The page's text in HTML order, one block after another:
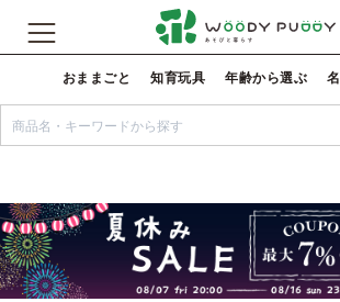
おままごと 知育玩具 年齢から選ぶ